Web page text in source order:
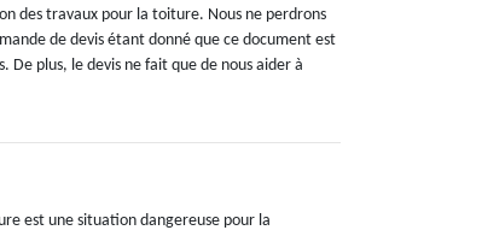
des travaux pour la toiture. Nous ne perdrons
de devis étant donné que ce document est
De plus, le devis ne fait que de nous aider à
est une situation dangereuse pour la